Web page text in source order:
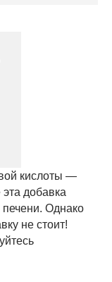
кислоты —
добавка
печени. Однако
не стоит!